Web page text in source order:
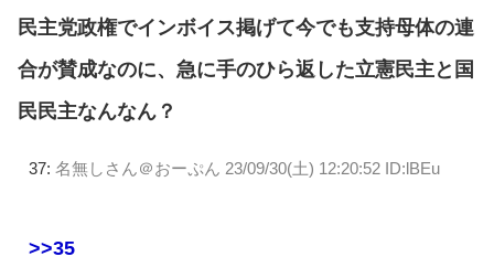
民主党政権でインボイス掲げて今でも支持母体の連
合が賛成なのに、急に手のひら返した立憲民主と国
民民主なんなん？
37: 名無しさん＠おーぷん 23/09/30(土) 12:20:52 ID:lBEu
>>35